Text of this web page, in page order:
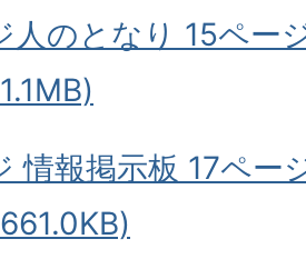
人のとなり 15ペー
情報掲示板 17ペー